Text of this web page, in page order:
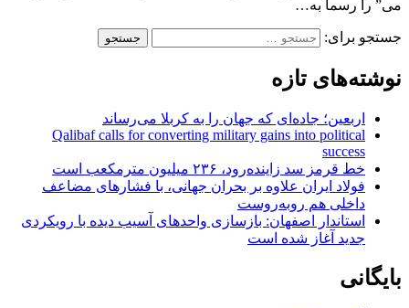
می” را رسماً به…
جستجو برای:
نوشته‌های تازه
اربعین؛ جاده‌ای که جهان را به کربلا می‌رساند
Qalibaf calls for converting military gains into political
success
خط قرمز سد زاینده‌رود، ۲۳۶ میلیون مترمکعب است
فولاد ایران علاوه بر بحران جهانی، با فشارهای مضاعف
داخلی هم روبه‌روست
استاندار اصفهان: بازسازی واحدهای آسیب دیده با رویکردی
جدید آغاز شده است
بایگانی